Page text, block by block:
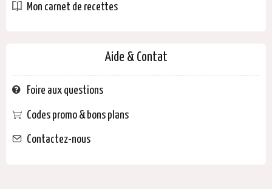
Mon carnet de recettes
Aide & Contat
Foire aux questions
Codes promo & bons plans
Contactez-nous